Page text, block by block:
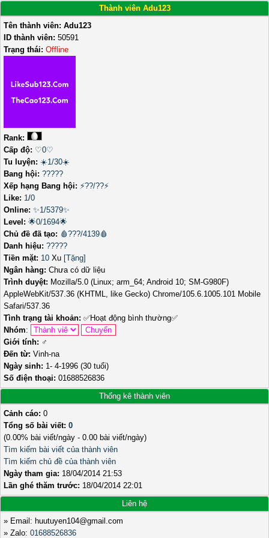
Thành viên Adu123
Tên thành viên: Adu123
ID thành viên: 50591
Trạng thái: Offline
Rank:
Cấp độ: ♡0♡
Tu luyện: ☀️1/30☀️
Bang hội: ?????
Xếp hạng Bang hội: ⚡??/??⚡
Like: 1/0
Online: ✨1/5379✨
Level: 🌟0/1694🌟
Chủ đề đã tạo: 🩸???/4139🩸
Danh hiệu: ?????
Tiền mặt: 10 Xu [Tặng]
Ngân hàng: Chưa có dữ liệu
Trình duyệt: Mozilla/5.0 (Linux; arm_64; Android 10; SM-G980F)
AppleWebKit/537.36 (KHTML, like Gecko) Chrome/105.6.1005.101 Mobile
Safari/537.36
Tình trạng tài khoản: ✅Hoạt động bình thường✅
Nhóm:
Giới tính: ♂️
Đến từ: Vinh-na
Ngày sinh: 1- 4-1996 (30 tuổi)
Số điện thoại: 01688526836
Thống kê thành viên
Cảnh cáo: 0
Tổng số bài viết: 0
(0.00% bài viết/ngày - 0.00 bài viết/ngày)
Tìm kiếm bài viết của thành viên
Tìm kiếm chủ đề của thành viên
Ngày tham gia: 18/04/2014 21:53
Lần ghé thăm trước: 18/04/2014 22:01
Liên hệ
» Email: huutuyen104@gmail.com
» Zalo: 01688526836